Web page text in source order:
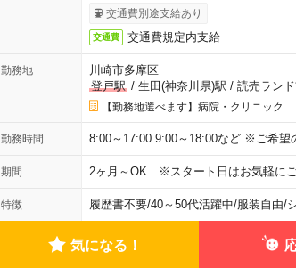
交通費別途支給あり
交通費 交通費規定内支給
勤務地
川崎市多摩区
登戸駅/ 生田(神奈川県)駅 / 読売ラン
【勤務地選べます】病院・クリニック
勤務時間 8:00～17:00 9:00～18:00など ※ご希望
期間 2ヶ月～OK ※スタート日はお気軽にご
特徴 履歴書不要/40～50代活躍中/服装自由/
気になる！